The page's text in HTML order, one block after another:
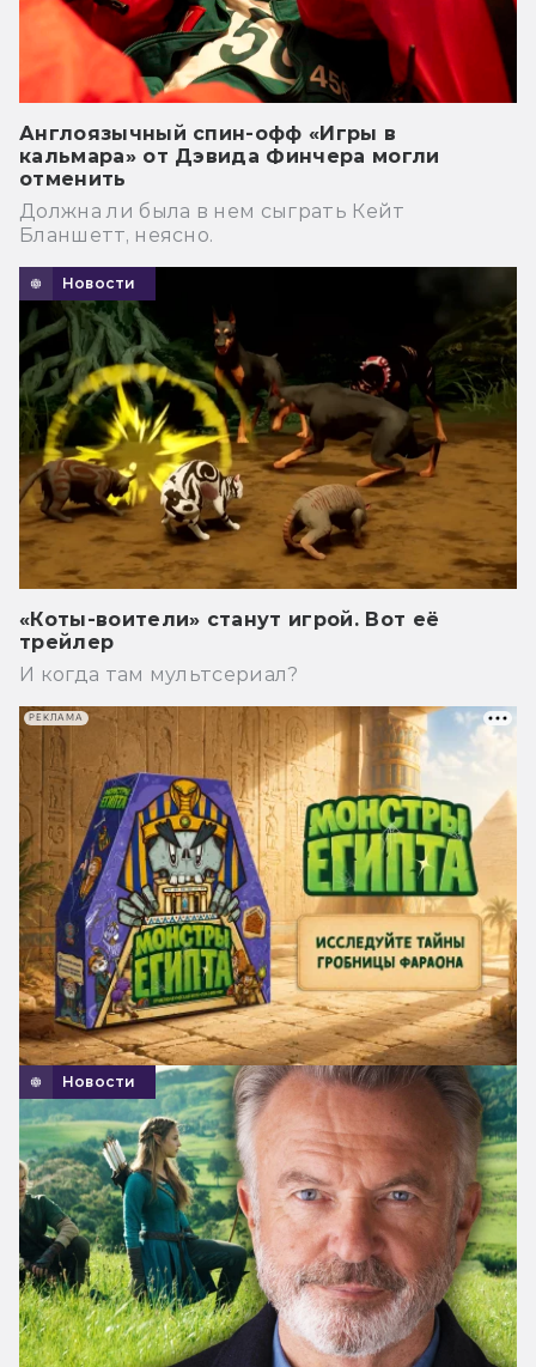
Англоязычный спин-офф «Игры в
кальмара» от Дэвида Финчера могли
отменить
Должна ли была в нем сыграть Кейт
Бланшетт, неясно.
Новости
«Коты-воители» станут игрой. Вот её
трейлер
И когда там мультсериал?
Новости
РЕКЛАМА